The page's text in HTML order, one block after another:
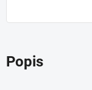
Popis